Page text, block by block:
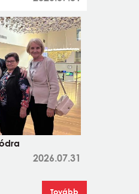
2026.07.31
Tovább